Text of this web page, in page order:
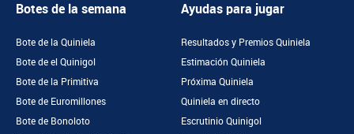
Botes de la semana
Bote de la Quiniela
Bote de el Quinigol
Bote de la Primitiva
Bote de Euromillones
Bote de Bonoloto
Ayudas para jugar
Resultados y Premios Quiniela
Estimación Quiniela
Próxima Quiniela
Quiniela en directo
Escrutinio Quinigol